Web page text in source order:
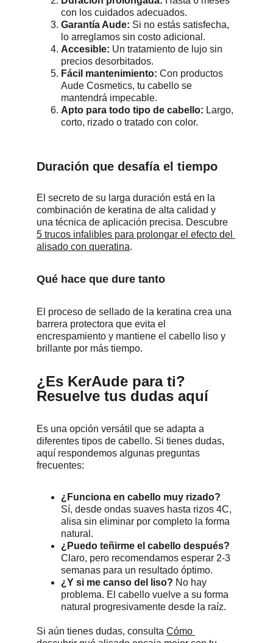
con los cuidados adecuados.
Garantía Aude: Si no estás satisfecha,
lo arreglamos sin costo adicional.
Accesible: Un tratamiento de lujo sin
precios desorbitados.
Fácil mantenimiento: Con productos
Aude Cosmetics, tu cabello se
mantendrá impecable.
Apto para todo tipo de cabello: Largo,
corto, rizado o tratado con color.
Duración que desafía el tiempo
El secreto de su larga duración está en la
combinación de keratina de alta calidad y
una técnica de aplicación precisa. Descubre
5 trucos infalibles para prolongar el efecto del
alisado con queratina.
Qué hace que dure tanto
El proceso de sellado de la keratina crea una
barrera protectora que evita el
encrespamiento y mantiene el cabello liso y
brillante por más tiempo.
¿Es KerAude para ti?
Resuelve tus dudas aquí
Es una opción versátil que se adapta a
diferentes tipos de cabello. Si tienes dudas,
aquí respondemos algunas preguntas
frecuentes:
¿Funciona en cabello muy rizado?
Sí, desde ondas suaves hasta rizos 4C,
alisa sin eliminar por completo la forma
natural.
¿Puedo teñirme el cabello después?
Claro, pero recomendamos esperar 2-3
semanas para un resultado óptimo.
¿Y si me canso del liso? No hay
problema. El cabello vuelve a su forma
natural progresivamente desde la raíz.
Si aún tienes dudas, consulta Cómo